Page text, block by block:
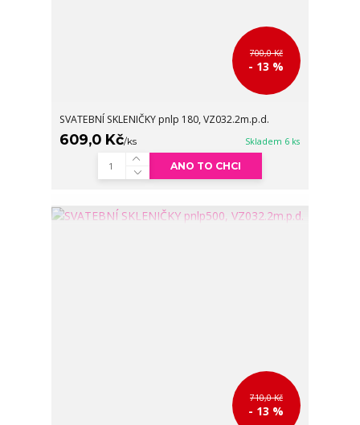
700,0 Kč
- 13 %
SVATEBNÍ SKLENIČKY pnlp 180, VZ032.2m.p.d.
609,0 Kč/ks Skladem 6 ks
ANO TO CHCI
710,0 Kč
- 13 %